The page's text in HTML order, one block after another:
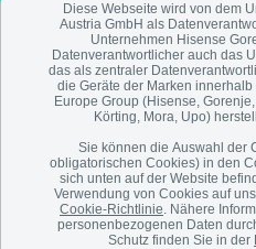
Diese Webseite wird von dem
Austria GmbH als
Unternehmen Hisense
Datenverantwortlicher auch das
das als zentraler
die Geräte der Marken
Europe Group (Hisense,
Körting, Mora, Upo)
Sie können die Auswahl der
obligatorischen Cookies) in den
sich unten auf der Website
Verwendung von Cookies auf
Cookie-Richtlinie. Nähere
personenbezogenen Daten
Schutz finden Sie in der
Auf dem
JETZT